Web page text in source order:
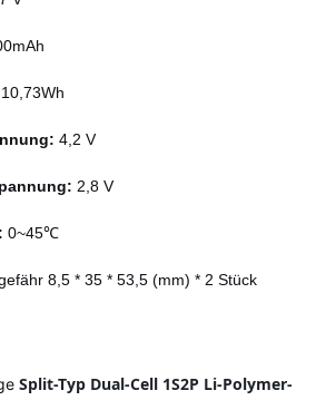
10,73Wh
4,2 V
2,8 V
0~45℃
8,5 * 35 * 53,5 (mm) * 2 Stück
Split-Typ Dual-Cell 1S2P Li-Polymer-